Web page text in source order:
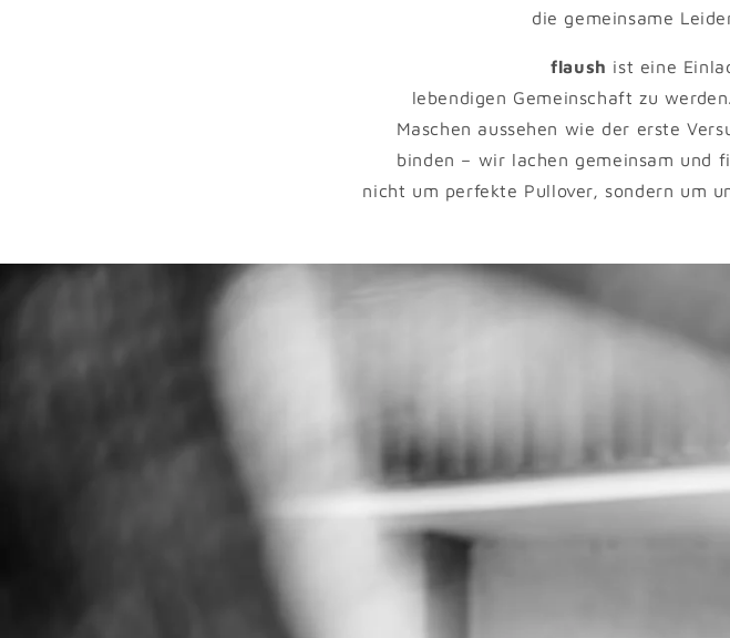
die gemeinsame
flaush ist eine
lebendigen Gemeinschaft zu
Maschen aussehen wie der erste
binden – wir lachen gemeinsam und
nicht um perfekte Pullover, sondern um